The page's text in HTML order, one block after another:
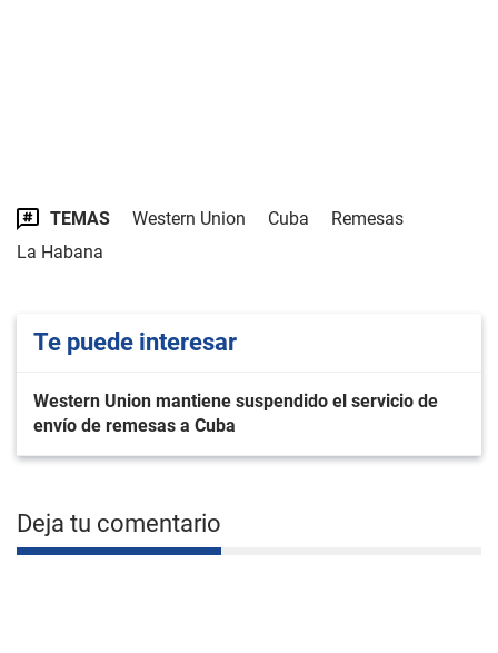
TEMAS Western Union Cuba
Remesas
La Habana
Te puede interesar
Western Union mantiene suspendido el servicio de
envío de remesas a Cuba
Deja tu comentario